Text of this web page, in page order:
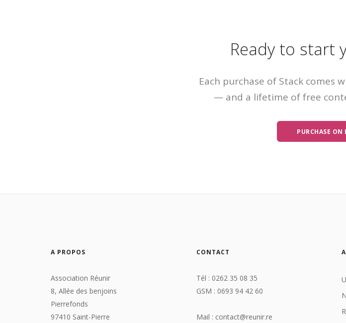
Ready to start
Each purchase of Stack comes
— and a lifetime of free
PURCHASE ON
A PROPOS
Association Réunir
8, Allée des benjoins
Pierrefonds
97410 Saint-Pierre
CONTACT
Tél : 0262 35 08 35
GSM : 0693 94 42 60
Mail : contact@reunir.re